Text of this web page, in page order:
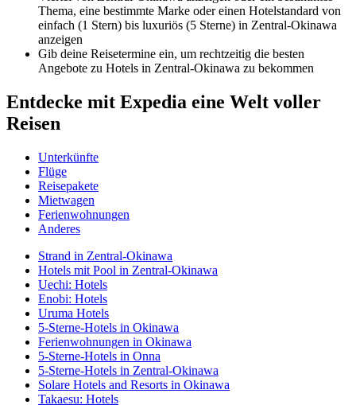
Thema, eine bestimmte Marke oder einen Hotelstandard von
einfach (1 Stern) bis luxuriös (5 Sterne) in Zentral-Okinawa
anzeigen
Gib deine Reisetermine ein, um rechtzeitig die besten
Angebote zu Hotels in Zentral-Okinawa zu bekommen
Entdecke mit Expedia eine Welt voller
Reisen
Unterkünfte
Flüge
Reisepakete
Mietwagen
Ferienwohnungen
Anderes
Strand in Zentral-Okinawa
Hotels mit Pool in Zentral-Okinawa
Uechi: Hotels
Enobi: Hotels
Uruma Hotels
5-Sterne-Hotels in Okinawa
Ferienwohnungen in Okinawa
5-Sterne-Hotels in Onna
5-Sterne-Hotels in Zentral-Okinawa
Solare Hotels and Resorts in Okinawa
Takaesu: Hotels